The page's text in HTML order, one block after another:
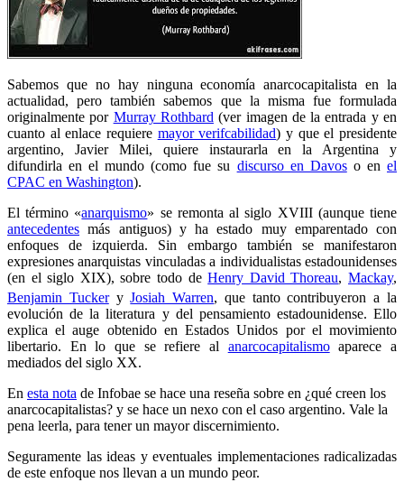
Sabemos que no hay ninguna economía anarcocapitalista en la
actualidad, pero también sabemos que la misma fue formulada
originalmente por Murray Rothbard (ver imagen de la entrada y en
cuanto al enlace requiere mayor verifcabilidad) y que el presidente
argentino, Javier Milei, quiere instaurarla en la Argentina y
difundirla en el mundo (como fue su discurso en Davoso enel
CPAC en Washington).
El término «anarquismo» se remonta al siglo XVIII (aunque tiene
antecedentes más antiguos) y ha estado muy emparentado con
enfoques de izquierda. Sin embargo también se manifestaron
expresiones anarquistas vinculadas a individualistas estadounidenses
(en el siglo XIX), sobre todo deHenry David Thoreau,Mackay,
Benjamin TuckeryJosiah Warren, que tanto contribuyeron a la
evolución de la literatura y del pensamiento estadounidense. Ello
explica el auge obtenido en Estados Unidos por el movimiento
libertario. En lo que se refiere al anarcocapitalismoaparece a
mediados del siglo XX.
En esta nota de Infobae se hace una reseña sobre en ¿qué creen los
anarcocapitalistas? y se hace un nexo con el caso argentino. Vale la
pena leerla, para tener un mayor discernimiento.
Seguramente las ideas y eventuales implementaciones radicalizadas
de este enfoque nos llevan a un mundo peor.